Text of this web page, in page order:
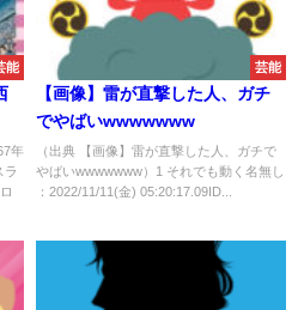
能
年
ラ
芸能
【画像】雷が直撃した人、ガチ
でやばいwwwwwww
（出典 【画像】雷が直撃した人、ガチで
やばいwwwwwww）1 それでも動く名無し
：2022/11/11(金) 05:20:17.09ID...